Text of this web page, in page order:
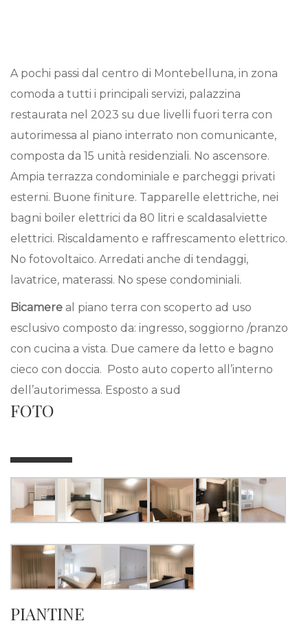
A pochi passi dal centro di Montebelluna, in zona
comoda a tutti i principali servizi, palazzina
restaurata nel 2023 su due livelli fuori terra con
autorimessa al piano interrato non comunicante,
composta da 15 unità residenziali. No ascensore.
Ampia terrazza condominiale e parcheggi privati
esterni. Buone finiture. Tapparelle elettriche, nei
bagni boiler elettrici da 80 litri e scaldasalviette
elettrici. Riscaldamento e raffrescamento elettrico.
No fotovoltaico. Arredati anche di tendaggi,
lavatrice, materassi. No spese condominiali.
Bicamere al piano terra con scoperto ad uso
esclusivo composto da: ingresso, soggiorno /pranzo
con cucina a vista. Due camere da letto e bagno
cieco con doccia. Posto auto coperto all’interno
dell’autorimessa. Esposto a sud
FOTO
PIANTINE